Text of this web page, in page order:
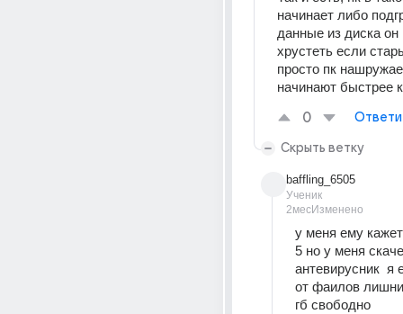
начинает либо
данные из диска
хрустеть если
просто пк
начинают быстрее
0
Скрыть ветку
baffling_6505
Ученик
2месИзменено
у меня ему
5 но у меня
антевирусник  я
от фаилов
гб свободно